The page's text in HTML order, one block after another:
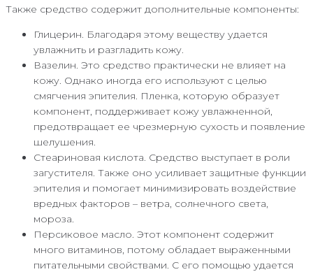
Также средство содержит дополнительные компоненты:
Глицерин. Благодаря этому веществу удается
увлажнить и разгладить кожу.
Вазелин. Это средство практически не влияет на
кожу. Однако иногда его используют с целью
смягчения эпителия. Пленка, которую образует
компонент, поддерживает кожу увлажненной,
предотвращает ее чрезмерную сухость и появление
шелушения.
Стеариновая кислота. Средство выступает в роли
загустителя. Также оно усиливает защитные функции
эпителия и помогает минимизировать воздействие
вредных факторов – ветра, солнечного света,
мороза.
Персиковое масло. Этот компонент содержит
много витаминов, потому обладает выраженными
питательными свойствами. С его помощью удается